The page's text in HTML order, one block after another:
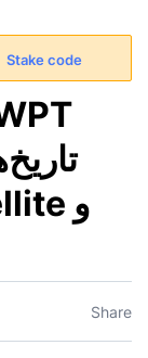
Stake code
Share